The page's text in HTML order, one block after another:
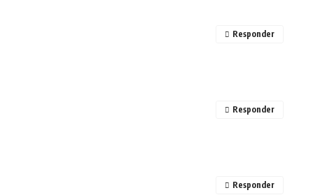
Responder
Responder
Responder